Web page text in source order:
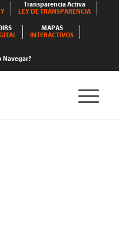
Transparencia Activa
LEY DE TRANSPARENCIA
MAPAS
INTERACTIVOS
Navegar?